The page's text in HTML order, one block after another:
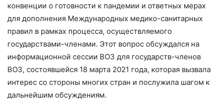
конвенции о готовности к пандемии и ответных мерах
для дополнения Международных медико-санитарных
правил в рамках процесса, осуществляемого
государствами-членами. Этот вопрос обсуждался на
информационной сессии ВОЗ для государств-членов
ВОЗ, состоявшейся 18 марта 2021 года, которая вызвала
интерес со стороны многих стран и послужила шагом к
дальнейшим обсуждениям.